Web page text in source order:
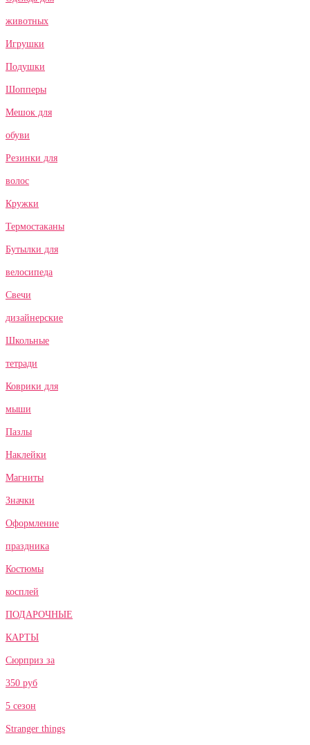
животных
Игрушки
Подушки
Шопперы
Мешок для
обуви
Резинки для
волос
Кружки
Термостаканы
Бутылки для
велосипеда
Свечи
дизайнерские
Школьные
тетради
Коврики для
мыши
Пазлы
Наклейки
Магниты
Значки
Оформление
праздника
Костюмы
косплей
ПОДАРОЧНЫЕ
КАРТЫ
Сюрприз за
350 руб
5 сезон
Stranger things